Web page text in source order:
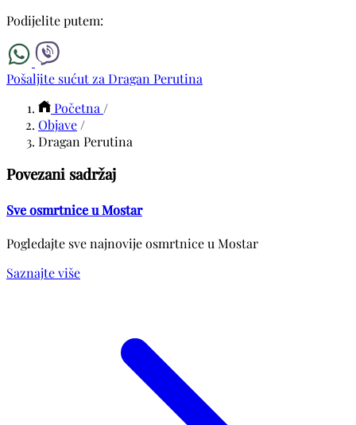
Podijelite putem:
Pošaljite sućut za Dragan Perutina
Početna /
Objave /
Dragan Perutina
Povezani sadržaj
Sve osmrtnice u Mostar
Pogledajte sve najnovije osmrtnice u Mostar
Saznajte više